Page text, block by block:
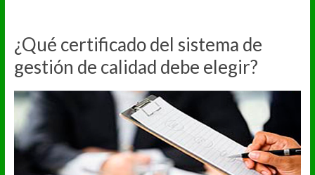
¿Qué certificado del sistema de
gestión de calidad debe elegir?